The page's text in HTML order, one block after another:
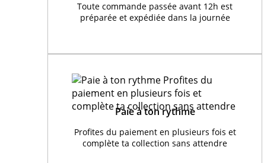
Toute commande passée avant 12h est
préparée et expédiée dans la journée
Paie à ton rythme
Profites du paiement en plusieurs fois et
complète ta collection sans attendre